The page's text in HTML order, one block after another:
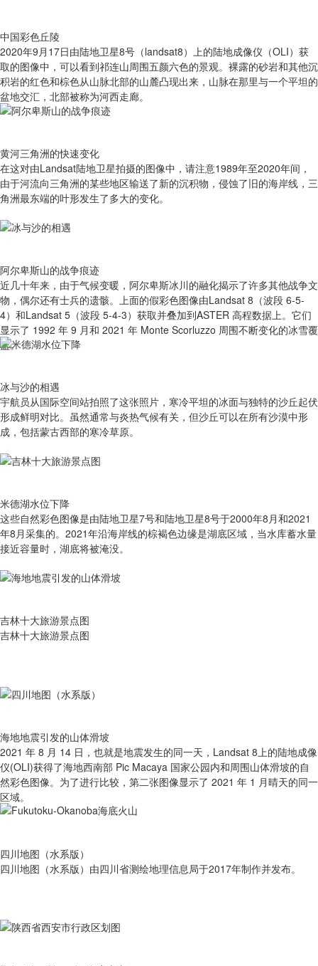
中国彩色丘陵
2020年9月17日由陆地卫星8号（landsat8）上的陆地成像仪（OLI）获
取的图像中，可以看到祁连山周围五颜六色的景观。裸露的砂岩和其他沉
积岩的红色和棕色从山脉北部的山麓凸现出来，山脉在那里与一个平坦的
盆地交汇，北部被称为河西走廊。
黄河三角洲的快速变化
在这对由Landsat陆地卫星拍摄的图像中，请注意1989年至2020年间，
由于河流向三角洲的某些地区输送了新的沉积物，侵蚀了旧的海岸线，三
角洲最东端的叶形发生了多大的变化。
阿尔卑斯山的战争痕迹
近几十年来，由于气候变暖，阿尔卑斯冰川的融化揭示了许多其他战争文
物，偶尔还有士兵的遗骸。上面的假彩色图像由Landsat 8（波段 6-5-
4）和Landsat 5（波段 5-4-3）获取并叠加到ASTER 高程数据上。它们
显示了 1992 年 9 月和 2021 年 Monte Scorluzzo 周围不断变化的冰雪覆
盖。
冰与沙的相遇
宇航员从国际空间站拍照了这张照片，寒冷平坦的冰面与独特的沙丘起伏
形成鲜明对比。虽然通常与炎热气候有关，但沙丘可以在所有沙漠中形
成，包括蒙古西部的寒冷草原。
米德湖水位下降
这些自然彩色图像是由陆地卫星7号和陆地卫星8号于2000年8月和2021
年8月采集的。2021年沿海岸线的棕褐色边缘是湖底区域，当水库蓄水量
接近容量时，湖底将被淹没。
吉林十大旅游景点图
吉林十大旅游景点图
海地地震引发的山体滑坡
2021 年 8 月 14 日，也就是地震发生的同一天，Landsat 8上的陆地成像
仪(OLI)获得了海地西南部 Pic Macaya 国家公园内和周围山体滑坡的自
然彩色图像。为了进行比较，第二张图像显示了 2021 年 1 月晴天的同一
区域。
四川地图（水系版）
四川地图（水系版）由四川省测绘地理信息局于2017年制作并发布。